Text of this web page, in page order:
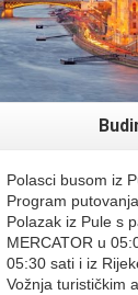
Polasci busom iz
Program
Polazak iz Pule s
MERCATOR u
05:30 sati i iz
Vožnja turističkim